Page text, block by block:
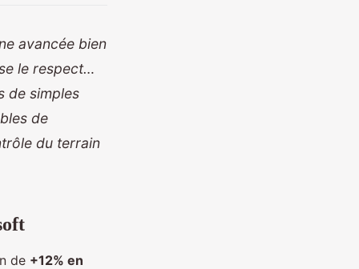
avancée bien
le respect…
de simples
de
du terrain
de +12% en